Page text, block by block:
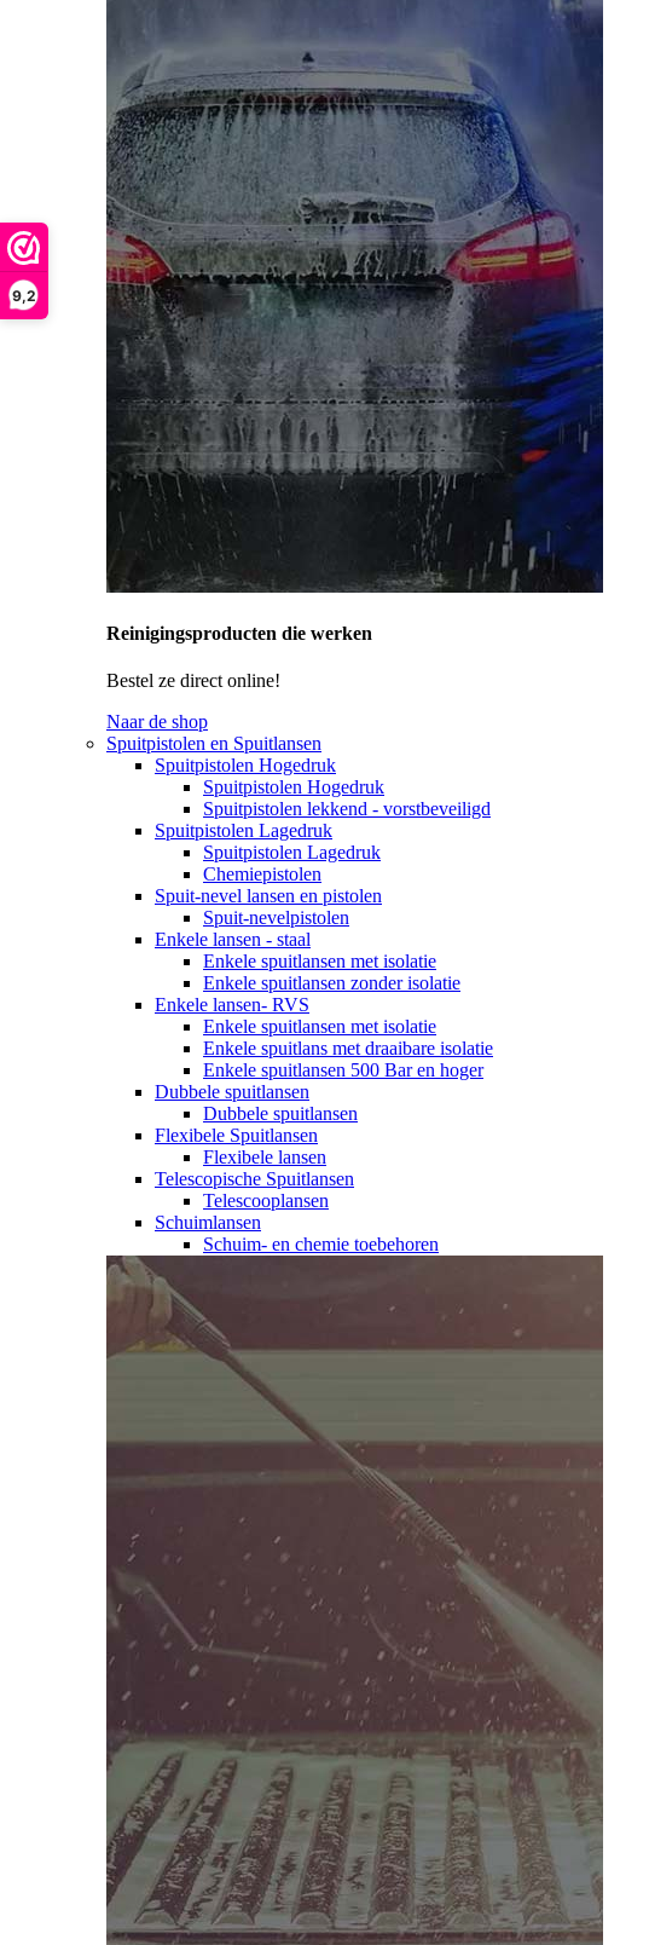
9,2
Reinigingsproducten die werken
Bestel ze direct online!
Naar de shop
Spuitpistolen en Spuitlansen
Spuitpistolen Hogedruk
Spuitpistolen Hogedruk
Spuitpistolen lekkend - vorstbeveiligd
Spuitpistolen Lagedruk
Spuitpistolen Lagedruk
Chemiepistolen
Spuit-nevel lansen en pistolen
Spuit-nevelpistolen
Enkele lansen - staal
Enkele spuitlansen met isolatie
Enkele spuitlansen zonder isolatie
Enkele lansen- RVS
Enkele spuitlansen met isolatie
Enkele spuitlans met draaibare isolatie
Enkele spuitlansen 500 Bar en hoger
Dubbele spuitlansen
Dubbele spuitlansen
Flexibele Spuitlansen
Flexibele lansen
Telescopische Spuitlansen
Telescooplansen
Schuimlansen
Schuim- en chemie toebehoren